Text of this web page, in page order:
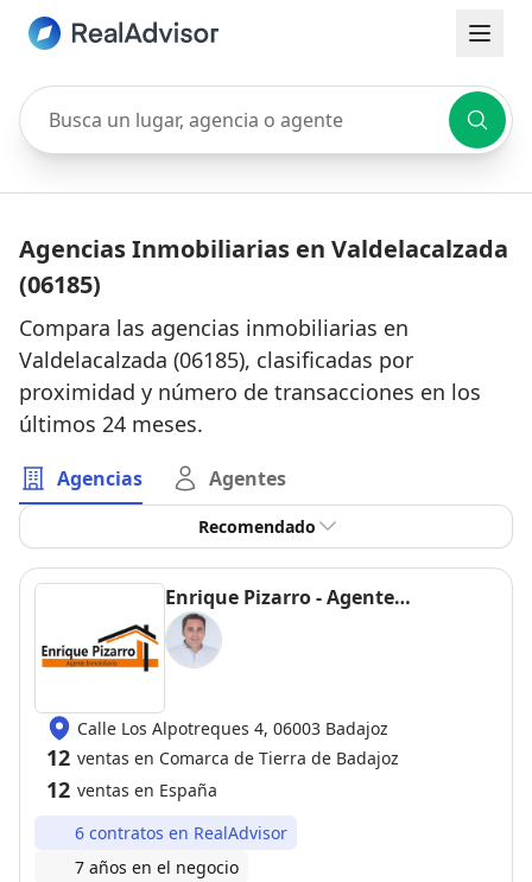
Busca un lugar, agencia o agente
Agencias Inmobiliarias en Valdelacalzada
(06185)
Compara las agencias inmobiliarias en
Valdelacalzada (06185), clasificadas por
proximidad y número de transacciones en los
últimos 24 meses.
Agencias Agentes
Recomendado
Enrique Pizarro - Agente
Inmobiliario
Calle Los Alpotreques 4, 06003 Badajoz
12 ventas en Comarca de Tierra de Badajoz
12 ventas en España
6 contratos en RealAdvisor
7 años en el negocio